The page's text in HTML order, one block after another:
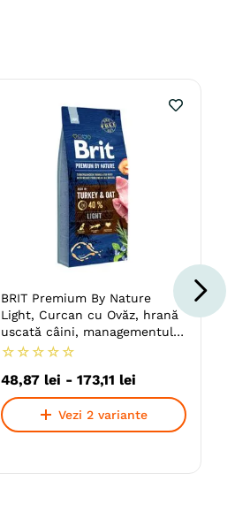
BRIT Premium By Nature
Light, Curcan cu Ovăz, hrană
uscată câini, managementul
greutății
☆ ☆ ☆ ☆ ☆
48,87 lei - 173,11 lei
Vezi 2 variante